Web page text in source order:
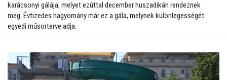
karácsonyi gálája, melyet ezúttal december huszadikán rendeznek
meg. Évtizedes hagyomány már ez a gála, melynek különlegességét
egyedi műsorterve adja.